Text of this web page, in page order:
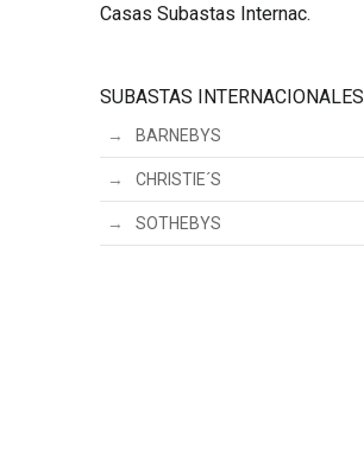
Casas Subastas Internac.
SUBASTAS INTERNACIONALES
BARNEBYS
CHRISTIE´S
SOTHEBYS